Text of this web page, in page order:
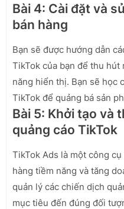
Bài 4: Cài đặt và
bán hàng
Bạn sẽ được hướng dẫn
TikTok của bạn để thu
năng hiển thị. Bạn sẽ học
TikTok để quảng bá sản
Bài 5: Khởi tạo và
quảng cáo TikTok
TikTok Ads là một công
hàng tiềm năng và tăng
quản lý các chiến dịch
mục tiêu đến đúng đối